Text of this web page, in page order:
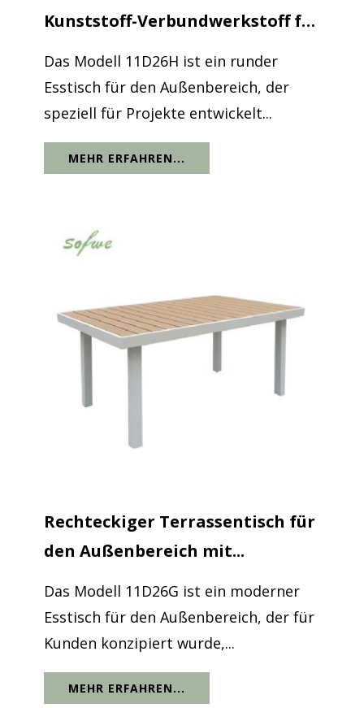
Kunststoff-Verbundwerkstoff für
Das Modell 11D26H ist ein runder
Esstisch für den Außenbereich, der
speziell für Projekte entwickelt...
MEHR ERFAHREN...
Rechteckiger Terrassentisch für
den Außenbereich mit...
Das Modell 11D26G ist ein moderner
Esstisch für den Außenbereich, der für
Kunden konzipiert wurde,...
MEHR ERFAHREN...